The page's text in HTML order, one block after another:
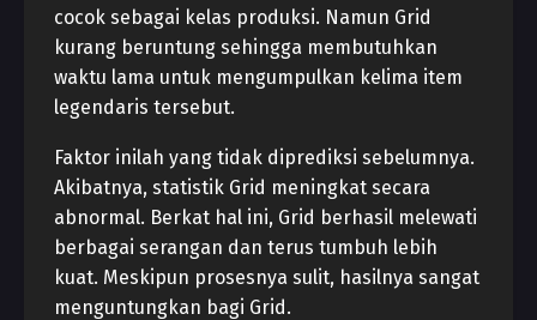
cocok sebagai kelas produksi. Namun Grid
kurang beruntung sehingga membutuhkan
waktu lama untuk mengumpulkan kelima item
legendaris tersebut.
Faktor inilah yang tidak diprediksi sebelumnya.
Akibatnya, statistik Grid meningkat secara
abnormal. Berkat hal ini, Grid berhasil melewati
berbagai serangan dan terus tumbuh lebih
kuat. Meskipun prosesnya sulit, hasilnya sangat
menguntungkan bagi Grid.